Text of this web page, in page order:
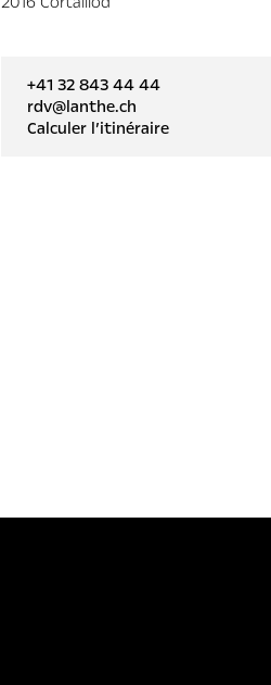
+41 32 843 44 44
rdv@lanthe.ch
Calculer l’itinéraire